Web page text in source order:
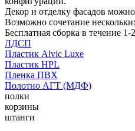
Декор и отделку фасадов
Возможно сочетание
Бесплатная сборка в течение
ЛДСП
Пластик Alvic Luxe
Пластик HPL
Пленка ПВХ
Полотно АГТ (МДФ)
полки
корзины
штанги